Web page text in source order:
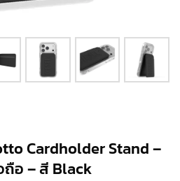
Cardholder Stand –
อ – สี Black